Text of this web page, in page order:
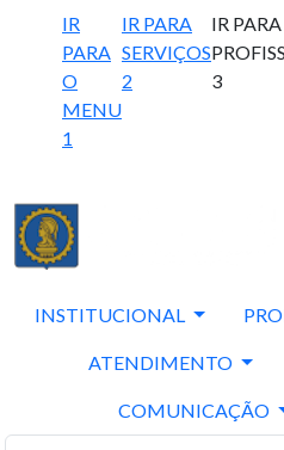
IR
PARA
O
MENU
1
IR PARA
SERVIÇOS
2
IR
3
INSTITUCIONAL
ATENDIMENTO
COMUNICAÇÃO